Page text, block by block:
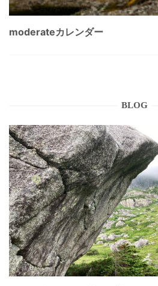
moderateカレンダー
BLOG